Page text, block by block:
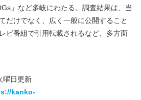
」など多岐にわたる。調査結果は、当
だけでなく、広く一般に公開すること
ビ番組で引用転載されるなど、多方面
曜日更新
kanko-